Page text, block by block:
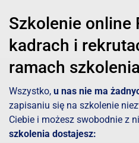
Szkolenie online
kadrach i
ramach
Wszystko, u nas nie ma
zapisaniu się na szkolenie
Ciebie i możesz swobodnie z
szkolenia dostajesz: